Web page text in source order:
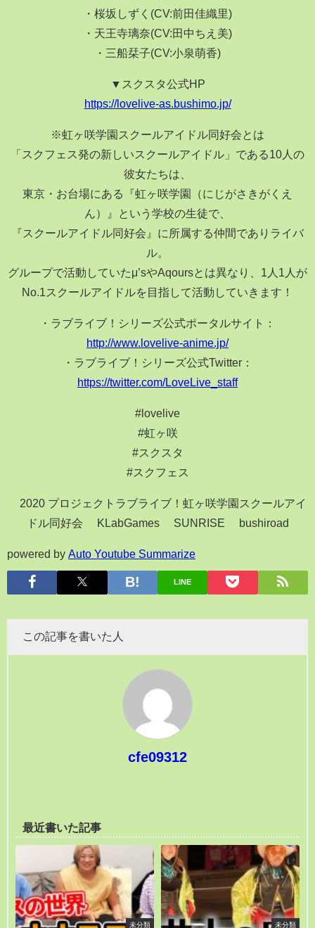
・桜坂しずく(CV:前田佳織里)
・天王寺璃奈(CV:田中ちえ美)
・三船栞子(CV:小泉萌香)
▼スクスタ公式HP
https://lovelive-as.bushimo.jp/
※虹ヶ咲学園スクールアイドル同好会とは
「スクフェス発の新しいスクールアイドル」である10人の
彼女たちは、
東京・お台場にある『虹ヶ咲学園（にじがさきがくえ
ん）』という学校の生徒で、
『スクールアイドル同好会』に所属する仲間でありライバ
ル。
グループで活動していたμ’sやAqoursとは異なり、1人1人が
No.1スクールアイドルを目指して活動していきます！
・ラブライブ！シリーズ公式ポータルサイト：
http://www.lovelive-anime.jp/
・ラブライブ！シリーズ公式Twitter：
https://twitter.com/LoveLive_staff
#lovelive​
#虹ヶ咲​
#スクスタ​
#スクフェス​
©2020 プロジェクトラブライブ！虹ヶ咲学園スクールアイ
ドル同好会 ©KLabGames ©SUNRISE ©bushiroad
powered by Auto Youtube Summarize
LINE
この記事を書いた人
cfe09312
最近書いた記事
未分類 未分類